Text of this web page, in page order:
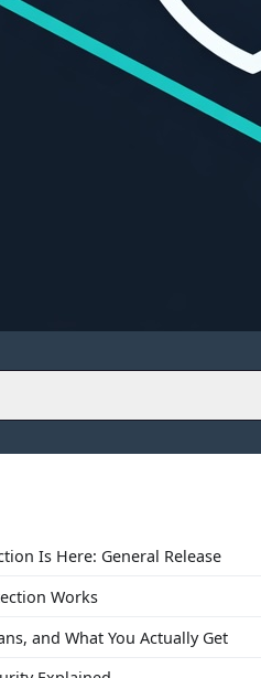
Is Here: General Release
Works
and What You Actually Get